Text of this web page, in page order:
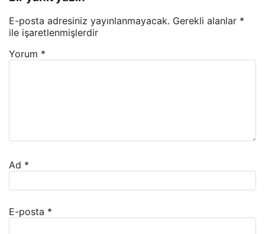
E-posta adresiniz yayınlanmayacak. Gerekli alanlar *
ile işaretlenmişlerdir
Yorum *
Ad *
E-posta *